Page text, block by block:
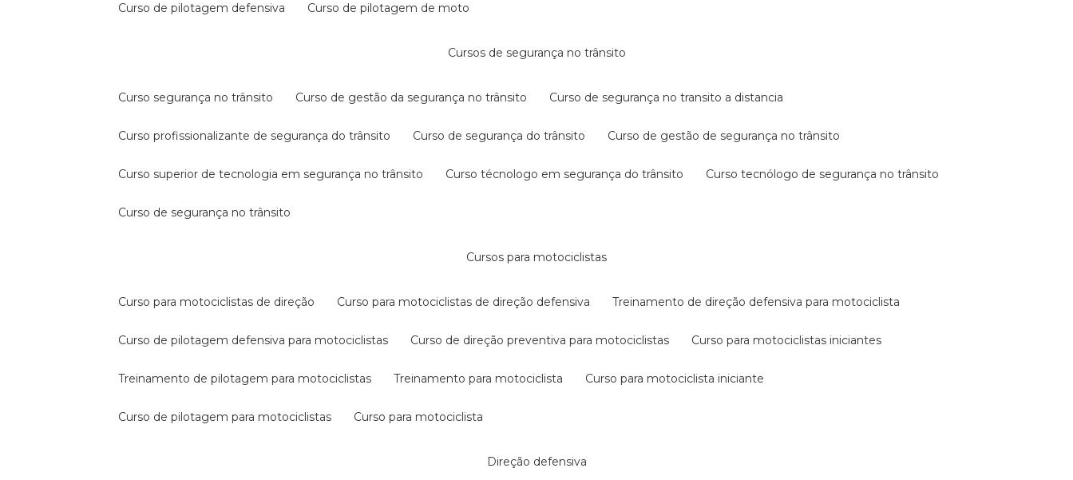
curso de pilotagem defensiva curso de pilotagem de moto
cursos de segurança no trânsito
curso segurança no trânsito curso de gestão da segurança no trânsito curso de segurança no transito a distancia
curso profissionalizante de segurança do trânsito curso de segurança do trânsito curso de gestão de segurança no trânsito
curso superior de tecnologia em segurança no trânsito curso técnologo em segurança do trânsito curso tecnólogo de segurança no trânsito
curso de segurança no trânsito
cursos para motociclistas
curso para motociclistas de direção curso para motociclistas de direção defensiva treinamento de direção defensiva para motociclista
curso de pilotagem defensiva para motociclistas curso de direção preventiva para motociclistas curso para motociclistas iniciantes
treinamento de pilotagem para motociclistas treinamento para motociclista curso para motociclista iniciante
curso de pilotagem para motociclistas curso para motociclista
direção defensiva